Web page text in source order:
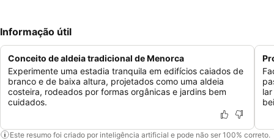
Informação útil
Conceito de aldeia tradicional de Menorca
Experimente uma estadia tranquila em edifícios caiados de
branco e de baixa altura, projetados como uma aldeia
costeira, rodeados por formas orgânicas e jardins bem
cuidados.
Este resumo foi criado por inteligência artificial e pode não ser 100% correto.